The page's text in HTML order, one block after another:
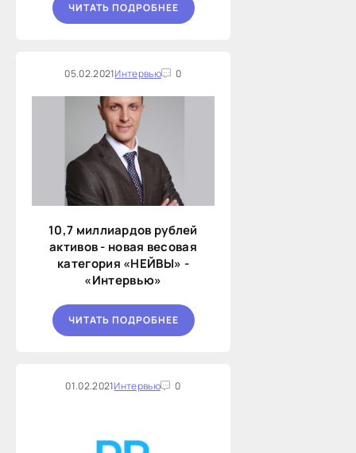
ЧИТАТЬ ПОДРОБНЕЕ
05.02.2021Интервью 0
10,7 миллиардов рублей
активов - новая весовая
категория «НЕЙВЫ» -
«Интервью»
ЧИТАТЬ ПОДРОБНЕЕ
01.02.2021Интервью 0